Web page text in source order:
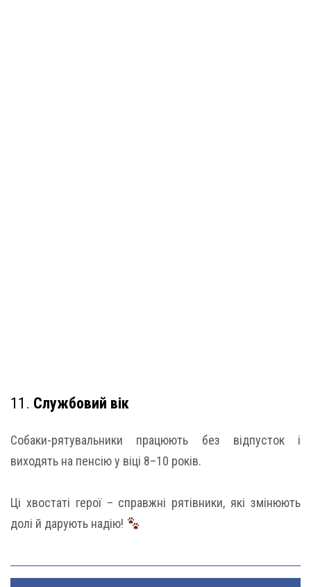
11. Службовий вік
Собаки-рятувальники працюють без відпусток і
виходять на пенсію у віці 8–10 років.
Ці хвостаті герої – справжні рятівники, які змінюють
долі й дарують надію!